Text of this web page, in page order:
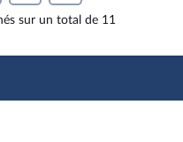
sur un total de 11